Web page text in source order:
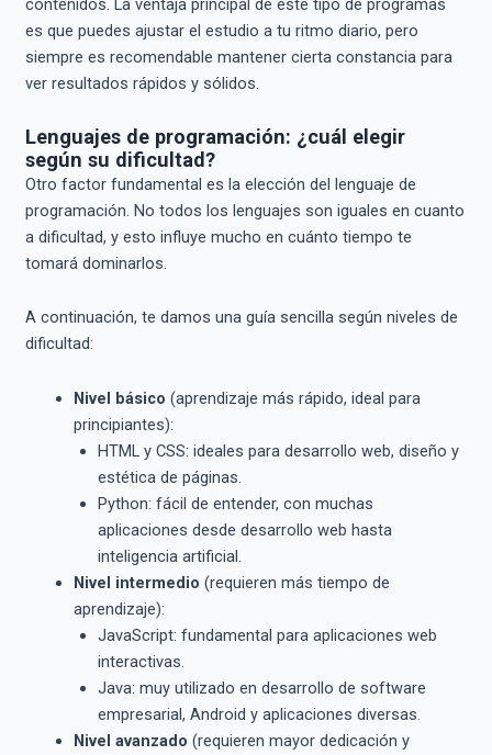
contenidos. La ventaja principal de este tipo de programas
es que puedes ajustar el estudio a tu ritmo diario, pero
siempre es recomendable mantener cierta constancia para
ver resultados rápidos y sólidos.
Lenguajes de programación: ¿cuál elegir
según su dificultad?
Otro factor fundamental es la elección del lenguaje de
programación. No todos los lenguajes son iguales en cuanto
a dificultad, y esto influye mucho en cuánto tiempo te
tomará dominarlos.
A continuación, te damos una guía sencilla según niveles de
dificultad:
Nivel básico (aprendizaje más rápido, ideal para
principiantes):
HTML y CSS: ideales para desarrollo web, diseño y
estética de páginas.
Python: fácil de entender, con muchas
aplicaciones desde desarrollo web hasta
inteligencia artificial.
Nivel intermedio (requieren más tiempo de
aprendizaje):
JavaScript: fundamental para aplicaciones web
interactivas.
Java: muy utilizado en desarrollo de software
empresarial, Android y aplicaciones diversas.
Nivel avanzado (requieren mayor dedicación y